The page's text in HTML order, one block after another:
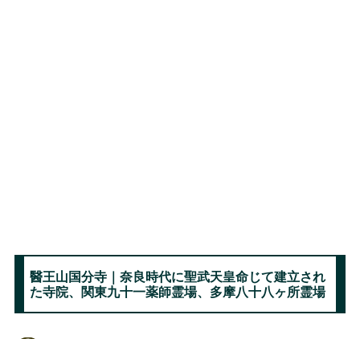
醫王山国分寺｜奈良時代に聖武天皇命じて建立され
た寺院、関東九十一薬師霊場、多摩八十八ヶ所霊場